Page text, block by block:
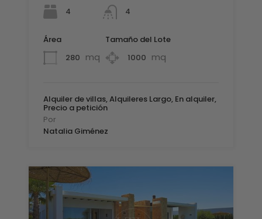
4
4
Área
280 mq
Tamaño del Lote
1000 mq
Alquiler de villas, Alquileres Largo, En alquiler,
Precio a petición
Por
Natalia Giménez